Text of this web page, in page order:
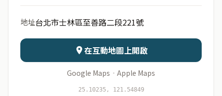
日期 出生時辰
資料僅用於即時分析，不會儲存於伺服器
地址台北市士林區至善路二段221號
在互動地圖上開啟
Google Maps · Apple Maps
25.10235, 121.54849